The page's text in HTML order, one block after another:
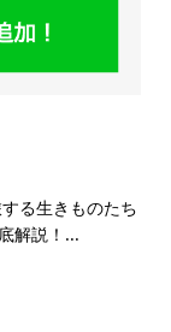
る生きものたち
解説！...